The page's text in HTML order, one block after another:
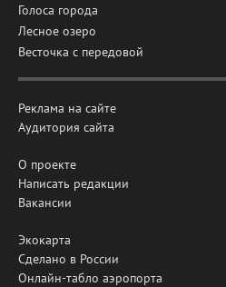
Голоса города
Лесное озеро
Весточка с передовой
Реклама на сайте
Аудитория сайта
О проекте
Написать редакции
Вакансии
Экокарта
Сделано в России
Онлайн-табло аэропорта